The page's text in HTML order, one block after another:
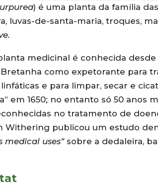
) é uma planta da família
luvas-de-santa-maria, troques,
medicinal é conhecida desde
como expetorante para
e para limpar, secar e
em 1650; no entanto só 50 anos
no tratamento de
Withering publicou um estudo
medical uses”sobre a dedaleira,